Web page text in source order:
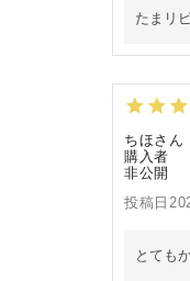
たまリ
ちほ
購入者
非公開
投稿日
とても